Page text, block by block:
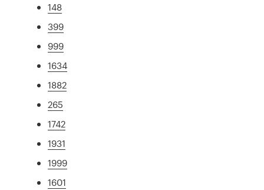
148
399
999
1634
1882
265
1742
1931
1999
1601